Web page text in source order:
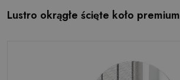
Lustro okrągłe ścięte koło premium